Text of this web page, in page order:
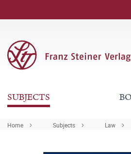
SUBJECTS
Home Subjects Law